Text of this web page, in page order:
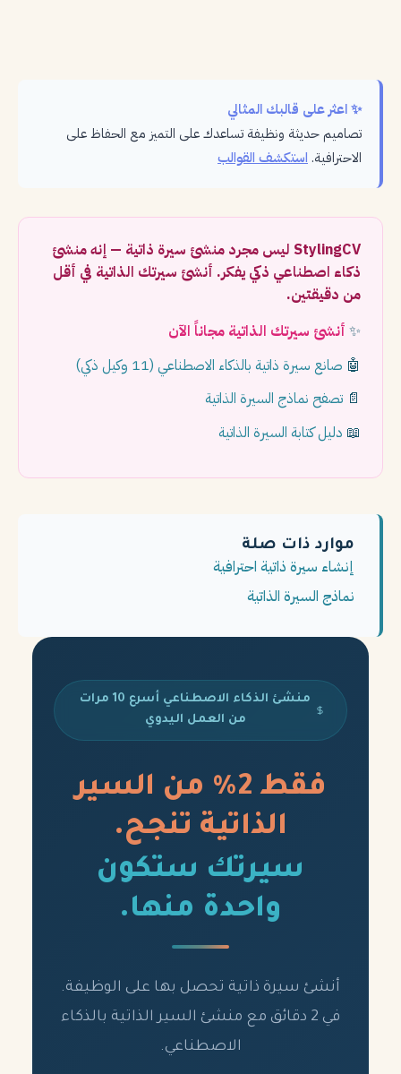
✨ اعثر على قالبك المثالي
تصاميم حديثة ونظيفة تساعدك على التميز مع الحفاظ على
الاحترافية. استكشف القوالب
StylingCV ليس مجرد منشئ سيرة ذاتية — إنه منشئ
ذكاء اصطناعي ذكي يفكر. أنشئ سيرتك الذاتية في أقل
من دقيقتين.
✨ أنشئ سيرتك الذاتية مجاناً الآن
🤖 صانع سيرة ذاتية بالذكاء الاصطناعي (11 وكيل ذكي)
📄 تصفح نماذج السيرة الذاتية
📖 دليل كتابة السيرة الذاتية
موارد ذات صلة
إنشاء سيرة ذاتية احترافية
نماذج السيرة الذاتية
منشئ الذكاء الاصطناعي أسرع 10 مرات
من العمل اليدوي
فقط 2% من السير
الذاتية تنجح.
سيرتك ستكون
واحدة منها.
أنشئ سيرة ذاتية تحصل بها على الوظيفة.
في 2 دقائق مع منشئ السير الذاتية بالذكاء
الاصطناعي.